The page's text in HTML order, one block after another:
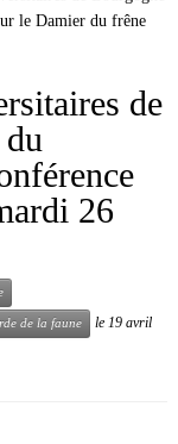
le Damier du frêne
de
26
de la faune le 19 avril